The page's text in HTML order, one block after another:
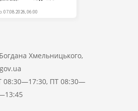
Хмельницького,
08:30—17:30, ПТ 08:30—